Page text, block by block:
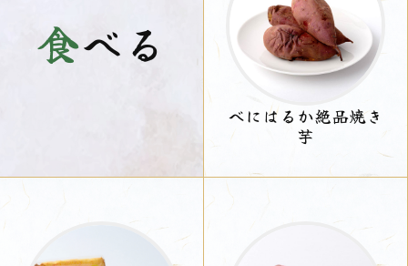
食べる
べにはるか絶品焼き
芋